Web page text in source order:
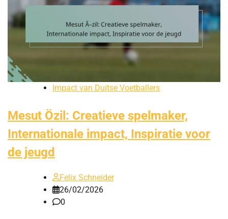
Impact van Duitse Voetballers
Mesut Özil: Creatieve spelmaker,
Internationale impact, Inspiratie voor
de jeugd
Felix Schneider
26/02/2026
0